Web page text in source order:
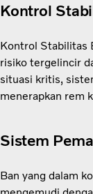
Kontrol
Kontrol Stabilitas
risiko tergelincir
situasi kritis,
menerapkan rem
Sistem
Ban yang dalam